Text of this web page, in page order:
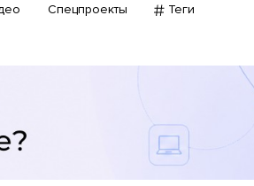
Спецпроекты Теги